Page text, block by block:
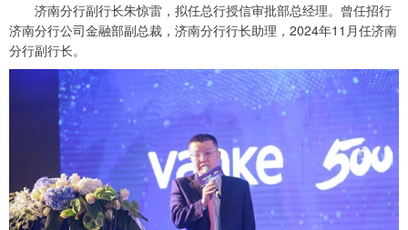
济南分行副行长朱惊雷，拟任总行授信审批部总经理。曾任招行
济南分行公司金融部副总裁，济南分行行长助理，2024年11月任济南
分行副行长。